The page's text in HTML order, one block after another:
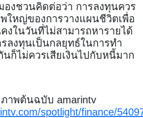
งชวนคิดต่อว่า การลงทุนควร
ใหญ่ของการวางแผนชีวิตเพื่อ
งในวันที่ไม่สามารถหารายได้
ลงทุนเป็นกลยุทธ์ในการทำ
ก็ไม่ควรเสียเงินไปกับหนี้มาก
าพต้นฉบับ amarintv
spotlight/finance/